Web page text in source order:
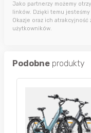
Jako partnerzy możemy
linków. Dzięki temu
Okazje oraz ich atrakcyjność
użytkowników.
Podobne produkty